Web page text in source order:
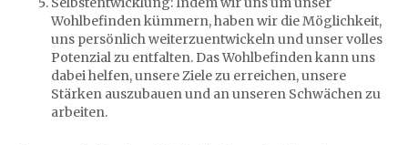
Wohlbefinden kümmern, haben wir die Möglichkeit,
uns persönlich weiterzuentwickeln und unser volles
Potenzial zu entfalten. Das Wohlbefinden kann uns
dabei helfen, unsere Ziele zu erreichen, unsere
Stärken auszubauen und an unseren Schwächen zu
arbeiten.